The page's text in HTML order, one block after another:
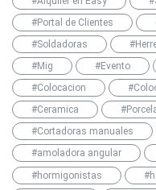
#Portal de Clientes
#Soldadoras
#Mig
#Evento
#Colocacion
#Ceramica
#Cortadoras manuales
#amoladora angular
#hormigonistas